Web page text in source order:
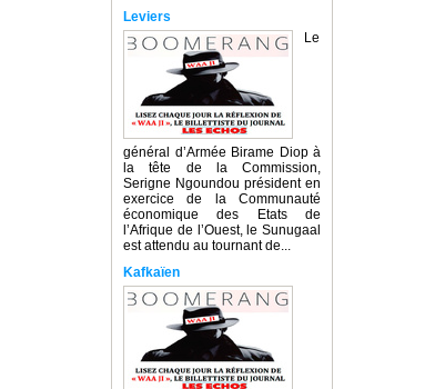
Leviers
Le
général d’Armée Birame Diop à
la tête de la Commission,
Serigne Ngoundou président en
exercice de la Communauté
économique des Etats de
l’Afrique de l’Ouest, le Sunugaal
est attendu au tournant de...
Kafkaïen